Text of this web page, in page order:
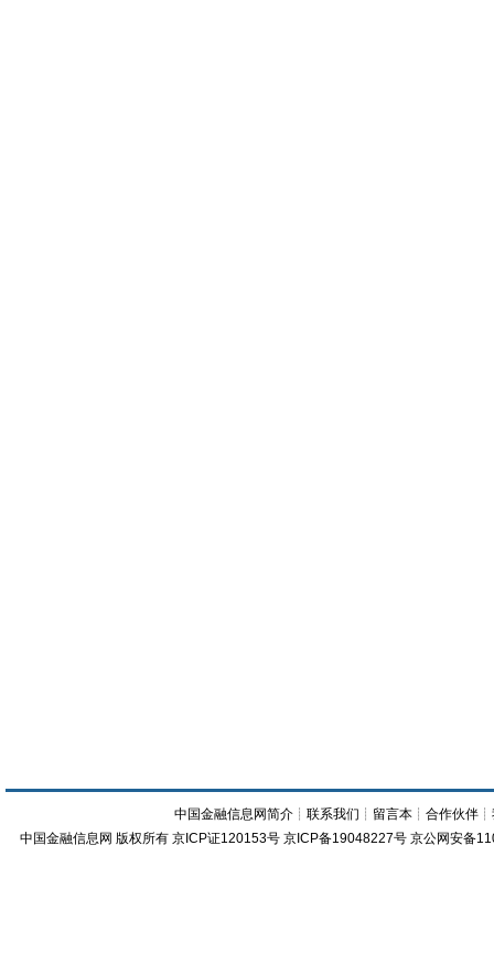
中国金融信息网简介 ┊联系我们 ┊ 留言本 ┊合作伙伴 ┊
中国金融信息网 版权所有 京ICP证120153号 京ICP备19048227号 京公网安备